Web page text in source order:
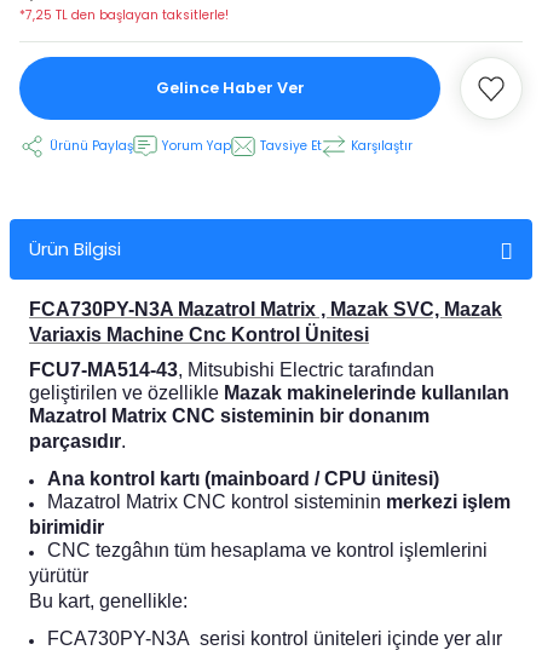
Yuvası
Kablo
Motor
Kablo
Kablo
Membranı
PLG Encoder
*7,25 TL den başlayan taksitlerle!
Gelince Haber Ver
Ürünü Paylaş Yorum Yap Tavsiye Et Karşılaştır
Ürün Bilgisi
FCA730PY-N3A Mazatrol Matrix , Mazak SVC, Mazak
Variaxis Machine Cnc Kontrol Ünitesi
FCU7-MA514-43, Mitsubishi Electric tarafından
geliştirilen ve özellikle Mazak makinelerinde kullanılan
Mazatrol Matrix CNC sisteminin bir donanım
parçasıdır.
Ana kontrol kartı (mainboard / CPU ünitesi)
Mazatrol Matrix CNC kontrol sisteminin merkezi işlem
birimidir
CNC tezgâhın tüm hesaplama ve kontrol işlemlerini
yürütür
Bu kart, genellikle:
FCA730PY-N3A serisi kontrol üniteleri içinde yer alır